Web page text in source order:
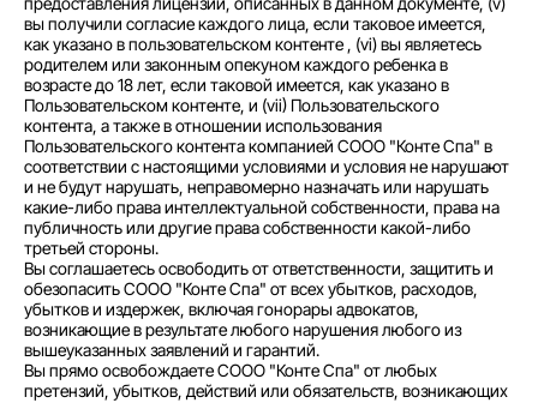
вы получили согласие каждого лица, если таковое имеется,
как указано в пользовательском контенте , (vi) вы являетесь
родителем или законным опекуном каждого ребенка в
возрасте до 18 лет, если таковой имеется, как указано в
Пользовательском контенте, и (vii) Пользовательского
контента, а также в отношении использования
Пользовательского контента компанией СООО "Конте Спа" в
соответствии с настоящими условиями и условия не нарушают
и не будут нарушать, неправомерно назначать или нарушать
какие-либо права интеллектуальной собственности, права на
публичность или другие права собственности какой-либо
третьей стороны.
Вы соглашаетесь освободить от ответственности, защитить и
обезопасить СООО "Конте Спа" от всех убытков, расходов,
убытков и издержек, включая гонорары адвокатов,
возникающие в результате любого нарушения любого из
вышеуказанных заявлений и гарантий.
Вы прямо освобождаете СООО "Конте Спа" от любых
претензий, убытков, действий или обязательств, возникающих